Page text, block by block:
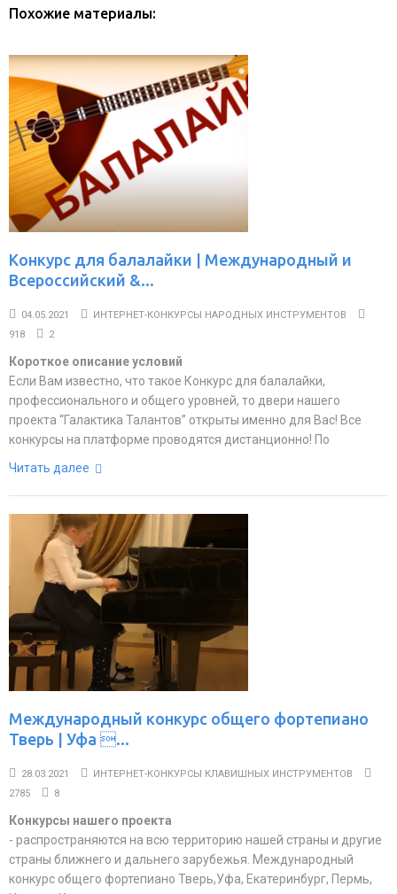
Похожие материалы:
Конкурс для балалайки | Международный и
Всероссийский &...
04.05.2021
ИНТЕРНЕТ-КОНКУРСЫ НАРОДНЫХ ИНСТРУМЕНТОВ
918
2
Короткое описание условий
Если Вам известно, что такое Конкурс для балалайки,
профессионального и общего уровней, то двери нашего
проекта “Галактика Талантов” открыты именно для Вас! Все
конкурсы на платформе проводятся дистанционно! По
Читать далее
Международный конкурс общего фортепиано
Тверь | Уфа ...
28.03.2021
ИНТЕРНЕТ-КОНКУРСЫ КЛАВИШНЫХ ИНСТРУМЕНТОВ
2785
8
Конкурсы нашего проекта
- распространяются на всю территорию нашей страны и другие
страны ближнего и дальнего зарубежья. Международный
конкурс общего фортепиано Тверь,Уфа, Екатеринбург, Пермь,